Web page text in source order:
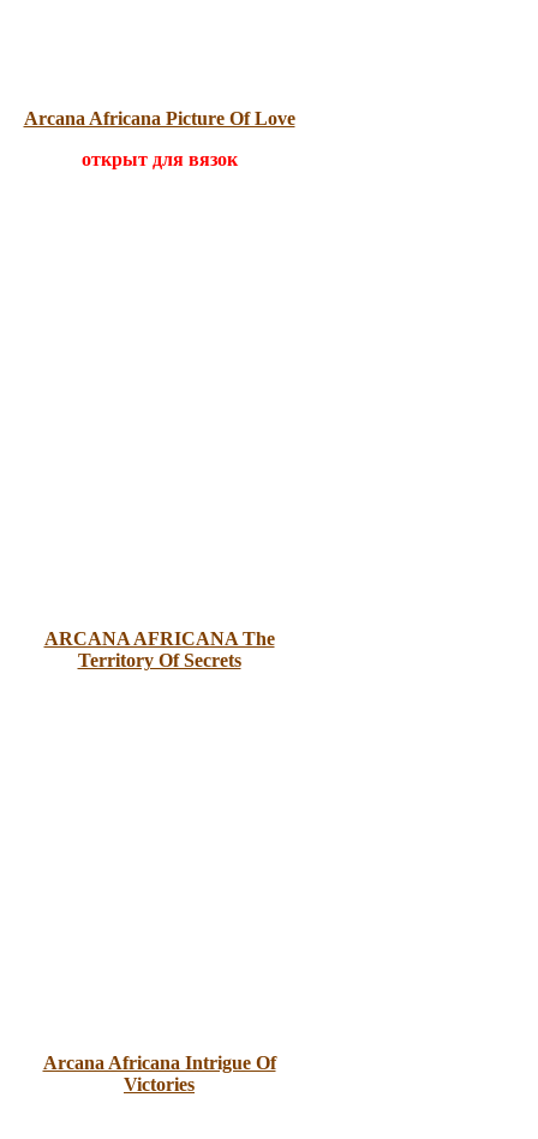
Arcana Africana Picture Of Love
открыт для вязок
ARCANA AFRICANA The
Territory Of Secrets
Arcana Africana Intrigue Of
Victories